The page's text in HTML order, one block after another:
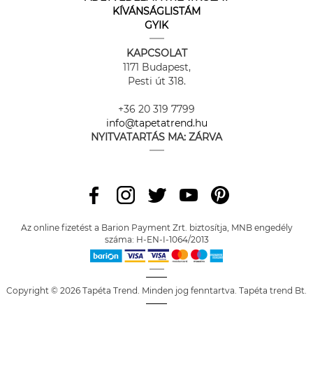
KÍVÁNSÁGLISTÁM
GYIK
KAPCSOLAT
1171 Budapest,
Pesti út 318.
+36 20 319 7799
info@tapetatrend.hu
NYITVATARTÁS MA: ZÁRVA
Az online fizetést a Barion Payment Zrt. biztosítja, MNB engedély
száma: H-EN-I-1064/2013
Copyright © 2026 Tapéta Trend. Minden jog fenntartva. Tapéta trend Bt.